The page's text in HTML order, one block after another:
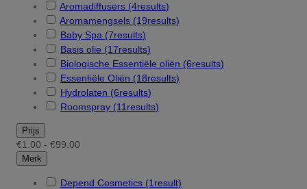
Aromadiffusers (4results)
Aromamengsels (19results)
Baby Spa (7results)
Basis olie (17results)
Biologische Essentiële oliën (6results)
Essentiële Oliën (18results)
Hydrolaten (6results)
Roomspray (11 results)
Prijs
€1.00 - €99.00
Merk
Depend Cosmetics (1 result)